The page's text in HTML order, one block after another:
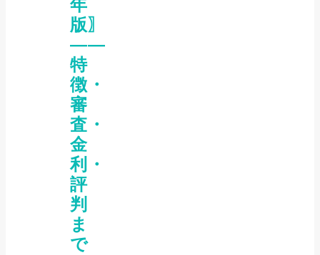
年
版〗
――
特
徴・
審
査・
金
利・
評
判
ま
で